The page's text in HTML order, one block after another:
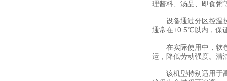
理酱料、汤品、即食粥
设备通过分区控温技
通常在±0.5℃以内，保
在实际使用中，软包
运，降低劳动强度。清
该机型特别适用于高